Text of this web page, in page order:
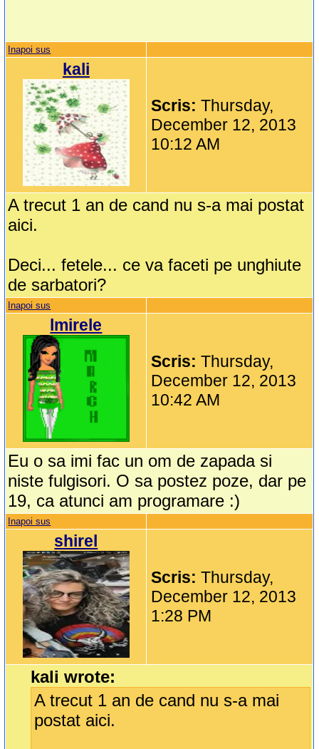
Inapoi sus
kali
Scris:Thursday,
December 12, 2013
10:12 AM
A trecut 1 an de cand nu s-a mai postat
aici.
Deci... fetele... ce va faceti pe unghiute
de sarbatori?
Inapoi sus
lmirele
Scris:Thursday,
December 12, 2013
10:42 AM
Eu o sa imi fac un om de zapada si
niste fulgisori. O sa postez poze, dar pe
19, ca atunci am programare :)
Inapoi sus
shirel
Scris:Thursday,
December 12, 2013
1:28 PM
kali wrote:
A trecut 1 an de cand nu s-a mai
postat aici.